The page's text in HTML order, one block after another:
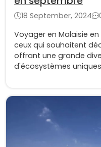
18 September, 2024
Voyager en Malaisie
ceux qui souhaitent
offrant une grande
d'écosystèmes uniques